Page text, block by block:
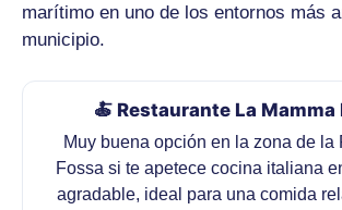
marítimo en uno de los entornos más
municipio.
🍝 Restaurante La Mamma
Muy buena opción en la zona de la
Fossa si te apetece cocina italiana
agradable, ideal para una comida